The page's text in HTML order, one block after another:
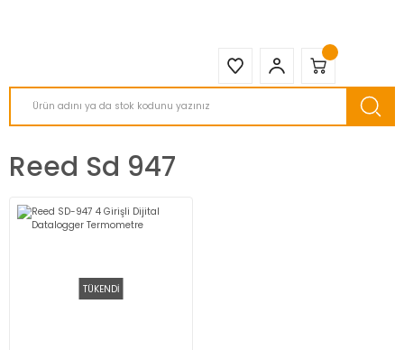
Reed Sd 947
TÜKENDİ